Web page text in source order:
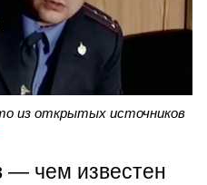
из открытых источников
— чем известен